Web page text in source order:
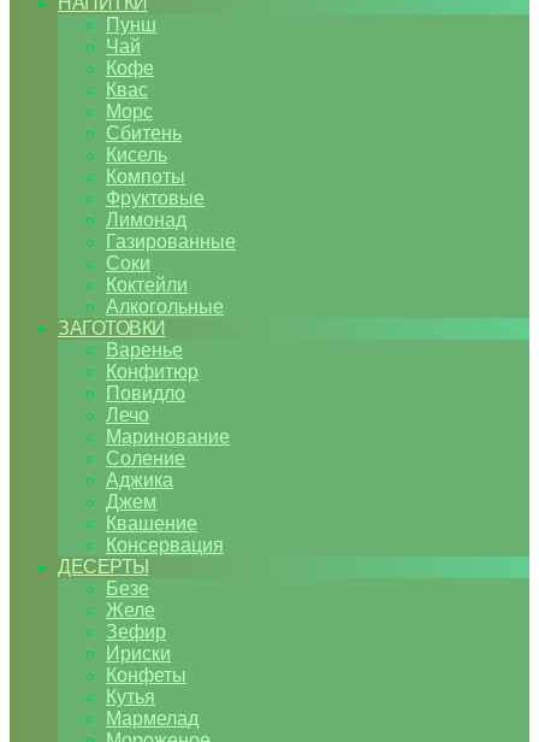
Пунш
Чай
Кофе
Квас
Морс
Сбитень
Кисель
Компоты
Фруктовые
Лимонад
Газированные
Соки
Коктейли
Алкогольные
ЗАГОТОВКИ
Варенье
Конфитюр
Повидло
Лечо
Маринование
Соление
Аджика
Джем
Квашение
Консервация
ДЕСЕРТЫ
Безе
Желе
Зефир
Ириски
Конфеты
Кутья
Мармелад